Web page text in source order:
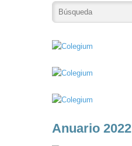
Anuario 2022